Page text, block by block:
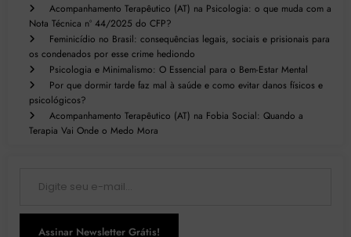
Acompanhamento Terapêutico (AT) na Psicologia: o que muda com a
Nota Técnica nº 44/2025 do CFP?
Feminicídio no Brasil: consequências legais, sociais e prisionais para
os condenados por esse crime hediondo
Psicologia e Minimalismo: O Essencial para o Bem-Estar Mental
Por que dormir tarde faz mal à saúde e como evitar danos físicos e
psicológicos?
Acompanhamento Terapêutico (AT) na Fobia Social: Quando a
Terapia Vai Onde o Medo Mora
Assinar Newsletter Grátis!